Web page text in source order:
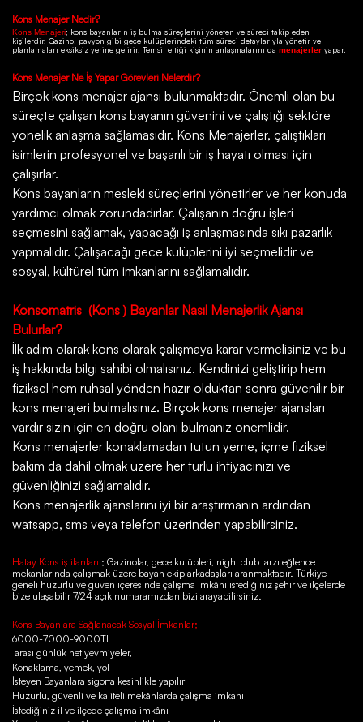
Kons Menajer Nedir?
Kons Menajeri; kons bayanların iş bulma süreçlerini yöneten ve süreci takip eden
kişilerdir. Gazino, pavyon gibi gece kulüplerindeki tüm süreci detaylarıyla yönetir ve
planlamaları eksiksiz yerine getirir. Temsil ettiği kişinin anlaşmalarını da menajerler yapar.
Kons Menajer Ne İş Yapar Görevleri Nelerdir?
Birçok kons menajer ajansı bulunmaktadır. Önemli olan bu
süreçte çalışan kons bayanın güvenini ve çalıştığı sektöre
yönelik anlaşma sağlamasıdır. Kons Menajerler, çalıştıkları
isimlerin profesyonel ve başarılı bir iş hayatı olması için
çalışırlar.
Kons bayanların mesleki süreçlerini yönetirler ve her konuda
yardımcı olmak zorundadırlar. Çalışanın doğru işleri
seçmesini sağlamak, yapacağı iş anlaşmasında sıkı pazarlık
yapmalıdır. Çalışacağı gece kulüplerini iyi seçmelidir ve
sosyal, kültürel tüm imkanlarını sağlamalıdır.
Konsomatris (Kons ) Bayanlar Nasıl Menajerlik Ajansı
Bulurlar?
İlk adım olarak kons olarak çalışmaya karar vermelisiniz ve bu
iş hakkında bilgi sahibi olmalısınız. Kendinizi geliştirip hem
fiziksel hem ruhsal yönden hazır olduktan sonra güvenilir bir
kons menajeri bulmalısınız. Birçok kons menajer ajansları
vardır sizin için en doğru olanı bulmanız önemlidir.
Kons menajerler konaklamadan tutun yeme, içme fiziksel
bakım da dahil olmak üzere her türlü ihtiyacınızı ve
güvenliğinizi sağlamalıdır.
Kons menajerlik ajanslarını iyi bir araştırmanın ardından
watsapp, sms veya telefon üzerinden yapabilirsiniz.
Hatay Kons iş ilanları ; Gazinolar, gece kulüpleri, night club tarzı eğlence
mekanlarında çalışmak üzere bayan ekip arkadaşları aranmaktadır. Türkiye
geneli huzurlu ve güven içeresinde çalışma imkânı istediğiniz şehir ve ilçelerde
bize ulaşabilir 7/24 açık numaramızdan bizi arayabilirsiniz.
Kons Bayanlara Sağlanacak Sosyal İmkanlar;
6000-7000-9000TL
arası günlük net yevmiyeler,
Konaklama, yemek, yol
İsteyen Bayanlara sigorta kesinlikle yapılır
Huzurlu, güvenli ve kaliteli mekânlarda çalışma imkanı
İstediğiniz il ve ilçede çalışma imkânı